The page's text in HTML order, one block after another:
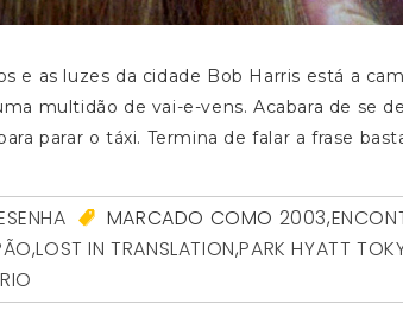
e as luzes da cidade Bob Harris está a
multidão de vai-e-vens. Acabara de se
parar o táxi. Termina de falar a frase
MARCADO COMO 2003,
,LOST IN TRANSLATION,PARK HYATT